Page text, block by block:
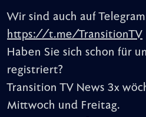
Wir sind auch auf
https://t.me/TransitionTV
Haben Sie sich schon für
registriert?
Transition TV News 3x
Mittwoch und Freitag.